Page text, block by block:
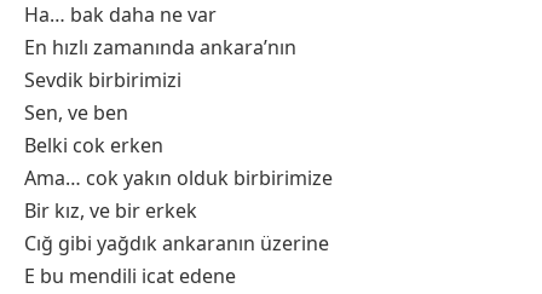
Ha… bak daha ne var
En hızlı zamanında ankara’nın
Sevdik birbirimizi
Sen, ve ben
Belki cok erken
Ama… cok yakın olduk birbirimize
Bir kız, ve bir erkek
Cığ gibi yağdık ankaranın üzerine
E bu mendili icat edene